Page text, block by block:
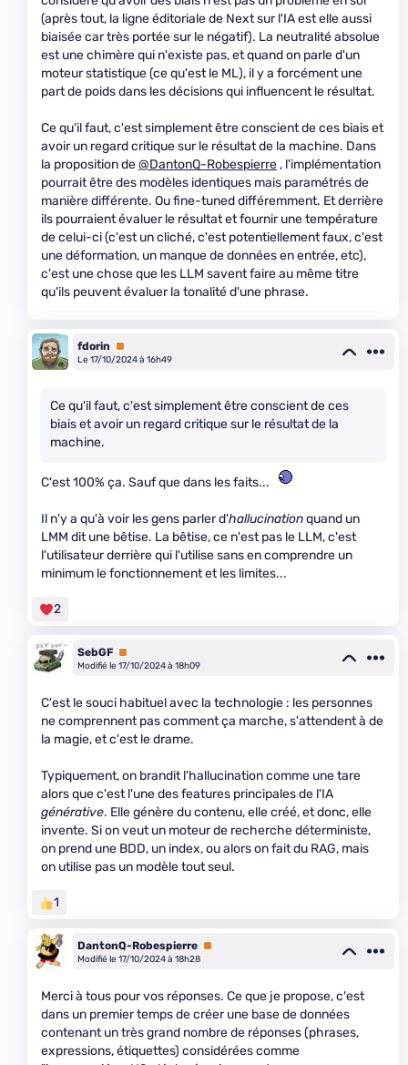
(après tout, la ligne éditoriale de Next sur l'IA est elle aussi
biaisée car très portée sur le négatif). La neutralité absolue
est une chimère qui n'existe pas, et quand on parle d'un
moteur statistique (ce qu'est le ML), il y a forcément une
part de poids dans les décisions qui influencent le résultat.
Ce qu'il faut, c'est simplement être conscient de ces biais et
avoir un regard critique sur le résultat de la machine. Dans
la proposition de@DantonQ-Robespierre , l'implémentation
pourrait être des modèles identiques mais paramétrés de
manière différente. Ou fine-tuned différemment. Et derrière
ils pourraient évaluer le résultat et fournir une température
de celui-ci (c'est un cliché, c'est potentiellement faux, c'est
une déformation, un manque de données en entrée, etc),
c'est une chose que les LLM savent faire au même titre
qu'ils peuvent évaluer la tonalité d'une phrase.
fdorin
Premium
Le 17/10/2024 à 16h49
Ce qu'il faut, c'est simplement être conscient de ces
biais et avoir un regard critique sur le résultat de la
machine.
C'est 100% ça. Sauf que dans les faits...
Il n'y a qu'à voir les gens parler d'hallucinationquand un
LMM dit une bêtise. La bêtise, ce n'est pas le LLM, c'est
l'utilisateur derrière qui l'utilise sans en comprendre un
minimum le fonctionnement et les limites...
2
SebGF Premium
Modifié le 17/10/2024 à 18h09
C'est le souci habituel avec la technologie : les personnes
ne comprennent pas comment ça marche, s'attendent à de
la magie, et c'est le drame.
Typiquement, on brandit l'hallucination comme une tare
alors que c'est l'une des features principales de l'IA
générative. Elle génère du contenu, elle créé, et donc, elle
invente. Si on veut un moteur de recherche déterministe,
on prend une BDD, un index, ou alors on fait du RAG, mais
on utilise pas un modèle tout seul.
1
DantonQ-Robespierre Premium
Modifié le 17/10/2024 à 18h28
Merci à tous pour vos réponses. Ce que je propose, c'est
dans un premier temps de créer une base de données
contenant un très grand nombre de réponses (phrases,
expressions, étiquettes) considérées comme